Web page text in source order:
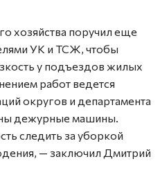
хозяйства поручил еще
УК и ТСЖ, чтобы
у подъездов жилых
работ ведется
округов и департамента
дежурные машины.
следить за уборкой
— заключил Дмитрий